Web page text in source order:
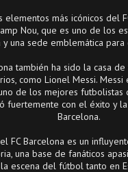
elementos más icónicos del
Nou, que es uno de los
y una sede emblemática
también ha sido la casa
como Lionel Messi. Messi
de los mejores futbolistas
fuertemente con el éxito y
Barcelona.
FC Barcelona es un
una base de fanáticos
escena del fútbol tanto en